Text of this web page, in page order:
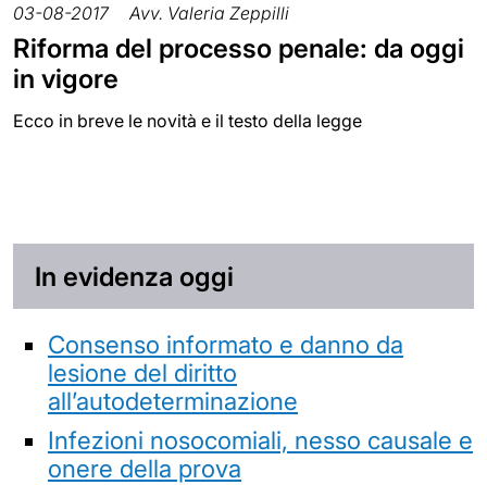
03-08-2017 Avv. Valeria Zeppilli
Riforma del processo penale: da oggi
in vigore
Ecco in breve le novità e il testo della legge
In evidenza oggi
Consenso informato e danno da
lesione del diritto
all’autodeterminazione
Infezioni nosocomiali, nesso causale e
onere della prova